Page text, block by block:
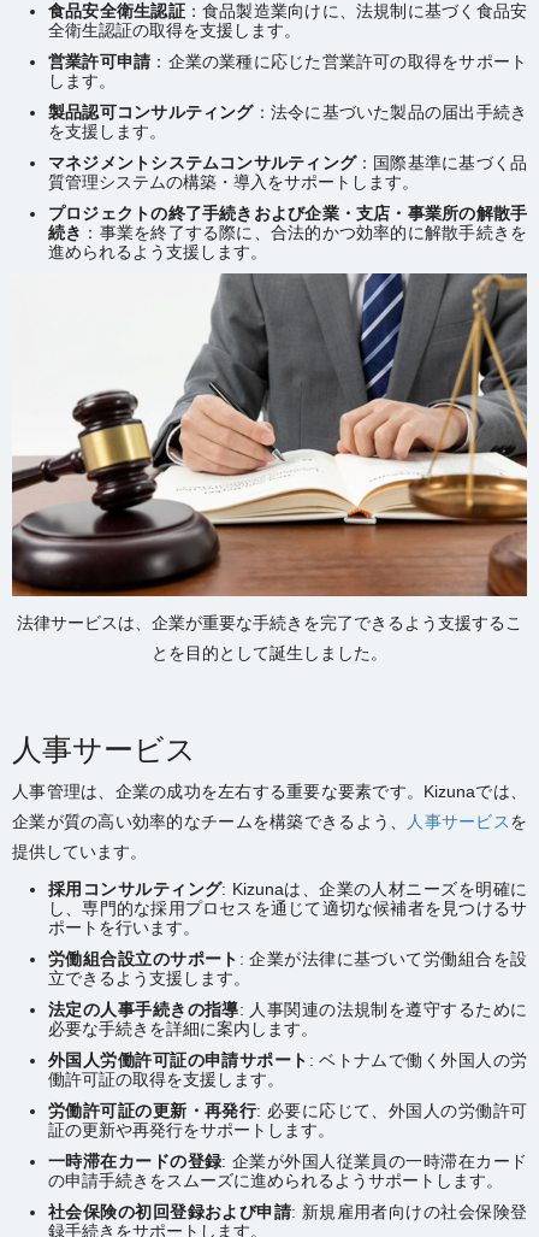
食品安全衛生認証：食品製造業向けに、法規制に基づく食品安
全衛生認証の取得を支援します。
営業許可申請：企業の業種に応じた営業許可の取得をサポート
します。
製品認可コンサルティング：法令に基づいた製品の届出手続き
を支援します。
マネジメントシステムコンサルティング：国際基準に基づく品
質管理システムの構築・導入をサポートします。
プロジェクトの終了手続きおよび企業・支店・事業所の解散手
続き ：事業を終了する際に、合法的かつ効率的に解散手続きを
進められるよう支援します。
法律サービスは、企業が重要な手続きを完了できるよう支援するこ
とを目的として誕生しました。
人事サービス
人事管理は、企業の成功を左右する重要な要素です。Kizunaでは、
企業が質の高い効率的なチームを構築できるよう、
人事サービスを
提供しています。
採用コンサルティング: Kizunaは、企業の人材ニーズを明確に
し、専門的な採用プロセスを通じて適切な候補者を見つけるサ
ポートを行います。
労働組合設立のサポート : 企業が法律に基づいて労働組合を設
立できるよう支援します。
法定の人事手続きの指導: 人事関連の法規制を遵守するために
必要な手続きを詳細に案内します。
外国人労働許可証の申請サポート : ベトナムで働く外国人の労
働許可証の取得を支援します。
労働許可証の更新・再発行: 必要に応じて、外国人の労働許可
証の更新や再発行をサポートします。
一時滞在カードの登録: 企業が外国人従業員の一時滞在カード
の申請手続きをスムーズに進められるようサポートします。
社会保険の初回登録および申請: 新規雇用者向けの社会保険登
録手続きをサポートします。